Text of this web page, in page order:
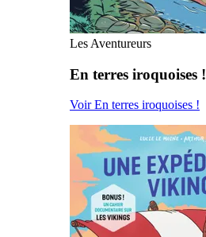
Les Aventureurs
En terres iroquoises !
Voir En terres iroquoises !